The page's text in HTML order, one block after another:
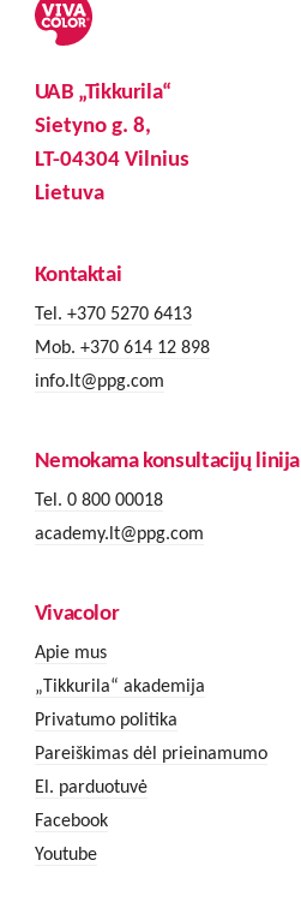
UAB „Tikkurila“
Sietyno g. 8,
LT-04304 Vilnius
Lietuva
Kontaktai
Tel. +370 5270 6413
Mob. +370 614 12 898
info.lt@ppg.com
Nemokama konsultacijų linija
Tel. 0 800 00018
academy.lt@ppg.com
Vivacolor
Apie mus
„Tikkurila“ akademija
Privatumo politika
Pareiškimas dėl prieinamumo
El. parduotuvė
Facebook
Youtube